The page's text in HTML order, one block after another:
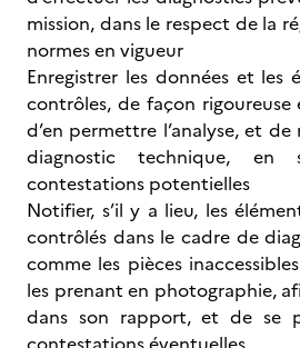
mission, dans le respect de la
normes en vigueur
Enregistrer les données et les
contrôles, de façon
d’en permettre l’analyse, et
diagnostic technique, en
contestations potentielles
Notifier, s’il y a lieu, les
contrôlés dans le cadre de
comme les pièces
les prenant en photographie,
dans son rapport, et de se